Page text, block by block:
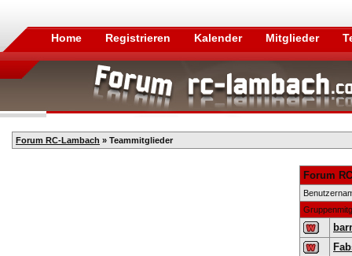
Home Registrieren Kalender Mitglieder
Forum RC-Lambach » Teammitglieder
Forum